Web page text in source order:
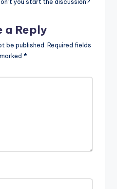
a Reply
be published. Required fields
*